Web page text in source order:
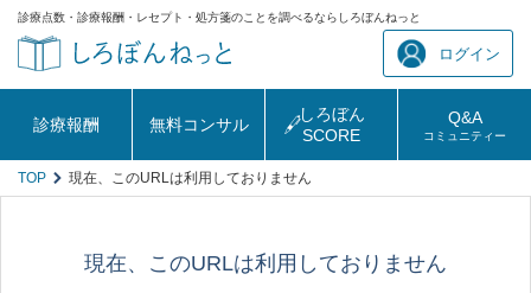
診療点数・診療報酬・レセプト・処方箋のことを調べるならしろぼんねっと
ログイン
診療報酬 無料コンサル
しろぼん
SCORE
Q&A
コミュニティー
TOP 現在、このURLは利用しておりません
現在、このURLは利用しておりません